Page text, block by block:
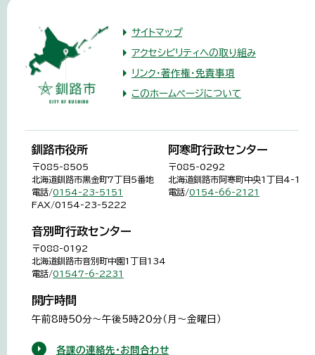
サイトマップ
アクセシビリティへの取り組み
リンク・著作権・免責事項
このホームページについて
釧路市役所
〒085-8505
北海道釧路市黒金町7丁目5番地
電話/0154-23-5151
FAX/0154-23-5222
阿寒町行政センター
〒085-0292
北海道釧路市阿寒町中央1丁目4-1
電話/0154-66-2121
音別町行政センター
〒088-0192
北海道釧路市音別町中園1丁目134
電話/01547-6-2231
開庁時間
午前8時50分～午後5時20分（月～金曜日）
各課の連絡先・お問合わせ